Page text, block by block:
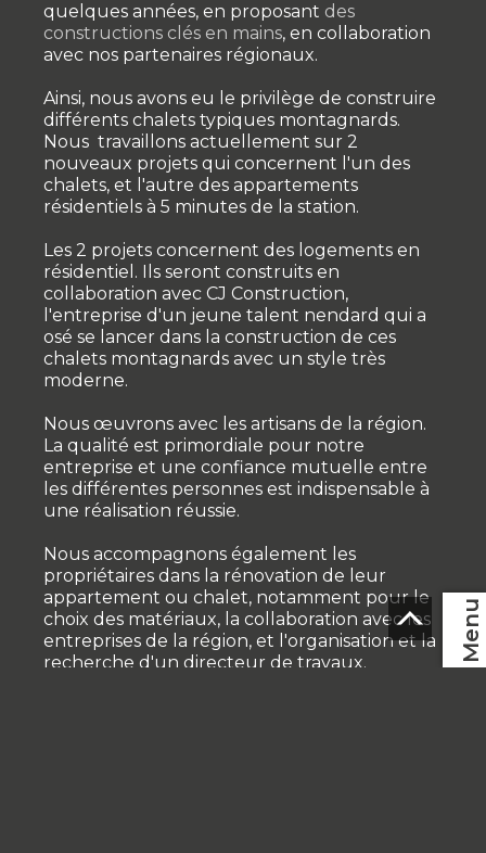
Menu
quelques années, en proposant des
constructions clés en mains, en collaboration
avec nos partenaires régionaux.
Ainsi, nous avons eu le privilège de construire
différents chalets typiques montagnards.
Nous travaillons actuellement sur 2
nouveaux projets qui concernent l'un des
chalets, et l'autre des appartements
résidentiels à 5 minutes de la station.
Les 2 projets concernent des logements en
résidentiel. Ils seront construits en
collaboration avec CJ Construction,
l'entreprise d'un jeune talent nendard qui a
osé se lancer dans la construction de ces
chalets montagnards avec un style très
moderne.
Nous œuvrons avec les artisans de la région.
La qualité est primordiale pour notre
entreprise et une confiance mutuelle entre
les différentes personnes est indispensable à
une réalisation réussie.
Nous accompagnons également les
propriétaires dans la rénovation de leur
appartement ou chalet, notamment pour le
choix des matériaux, la collaboration avec les
entreprises de la région, et l'organisation et la
recherche d'un directeur de travaux.